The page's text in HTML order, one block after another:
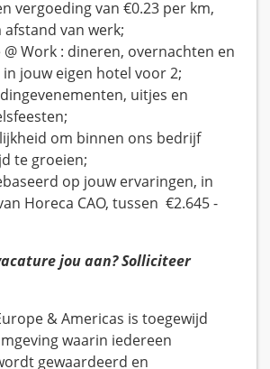
vergoeding van €0.23 per km,
van werk;
@ Work : dineren, overnachten en
jouw eigen hotel voor 2;
uitjes en
om binnen ons bedrijf
te groeien;
op jouw ervaringen, in
Horeca CAO, tussen €2.645 -
jou aan? Solliciteer
& Americas is toegewijd
waarin iedereen
gewaardeerd en